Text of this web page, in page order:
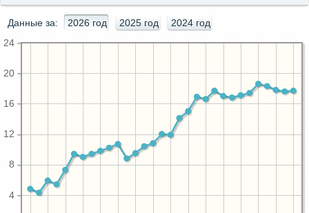
Данные за: 2026 год 2025 год 2024 год
4
8
12
16
20
24